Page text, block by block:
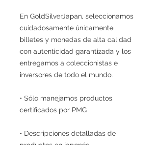
En GoldSilverJapan, seleccionamos
cuidadosamente únicamente
billetes y monedas de alta calidad
con autenticidad garantizada y los
entregamos a coleccionistas e
inversores de todo el mundo.
• Sólo manejamos productos
certificados por PMG
• Descripciones detalladas de